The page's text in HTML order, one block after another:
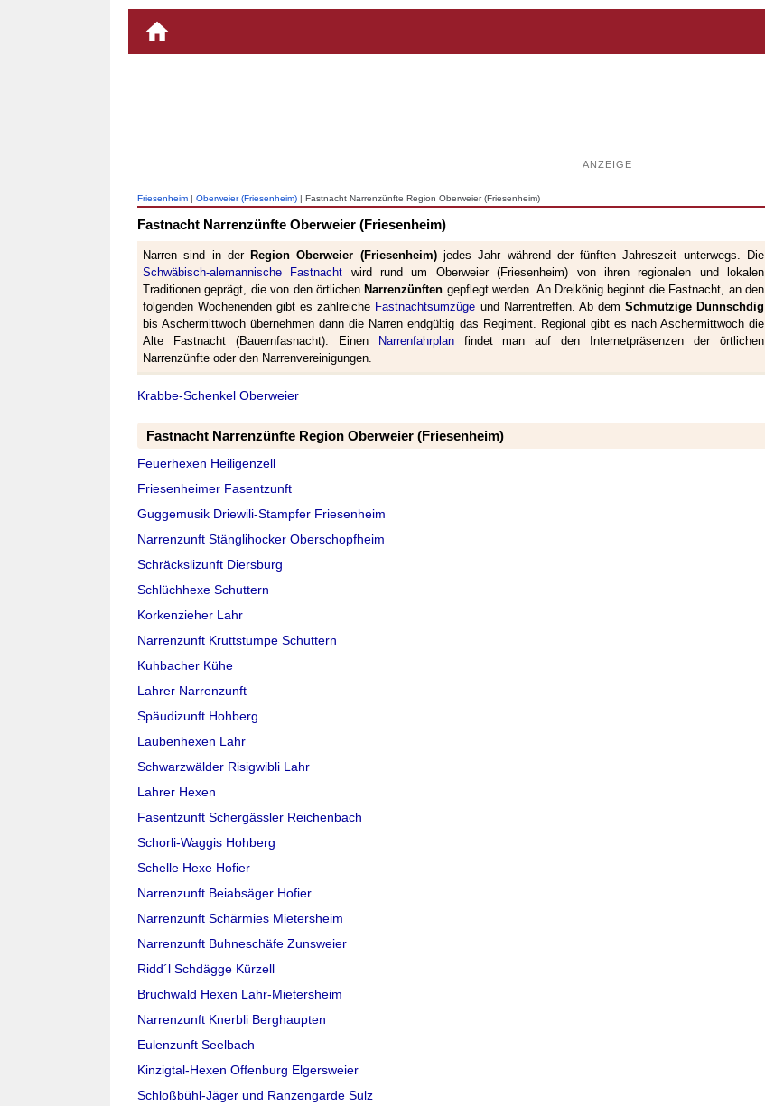
ANZEIGE
Friesenheim | Oberweier (Friesenheim) | Fastnacht Narrenzünfte Region Oberweier (Friesenheim)
Fastnacht Narrenzünfte Oberweier (Friesenheim)
Narren sind in der Region Oberweier (Friesenheim)jedes Jahr während der fünften Jahreszeit unterwegs. Die
Schwäbisch-alemannische Fastnacht wird rund um Oberweier (Friesenheim) von ihren regionalen und lokalen
Traditionen geprägt, die von den örtlichen Narrenzünften gepflegt werden. An Dreikönig beginnt die Fastnacht, an den
folgenden Wochenenden gibt es zahlreiche Fastnachtsumzüge und Narrentreffen. Ab dem Schmutzige Dunnschdig
bis Aschermittwoch übernehmen dann die Narren endgültig das Regiment. Regional gibt es nach Aschermittwoch die
Alte Fastnacht (Bauernfasnacht). Einen
Narrenfahrplanfindet man auf den Internetpräsenzen der örtlichen
Narrenzünfte oder den Narrenvereinigungen.
Krabbe-Schenkel Oberweier
Fastnacht Narrenzünfte Region Oberweier (Friesenheim)
Feuerhexen Heiligenzell
Friesenheimer Fasentzunft
Guggemusik Driewili-Stampfer Friesenheim
Narrenzunft Stänglihocker Oberschopfheim
Schräckslizunft Diersburg
Schlüchhexe Schuttern
Korkenzieher Lahr
Narrenzunft Kruttstumpe Schuttern
Kuhbacher Kühe
Lahrer Narrenzunft
Späudizunft Hohberg
Laubenhexen Lahr
Schwarzwälder Risigwibli Lahr
Lahrer Hexen
Fasentzunft Schergässler Reichenbach
Schorli-Waggis Hohberg
Schelle Hexe Hofier
Narrenzunft Beiabsäger Hofier
Narrenzunft Schärmies Mietersheim
Narrenzunft Buhneschäfe Zunsweier
Ridd´l Schdägge Kürzell
Bruchwald Hexen Lahr-Mietersheim
Narrenzunft Knerbli Berghaupten
Eulenzunft Seelbach
Kinzigtal-Hexen Offenburg Elgersweier
Schloßbühl-Jäger und Ranzengarde Sulz